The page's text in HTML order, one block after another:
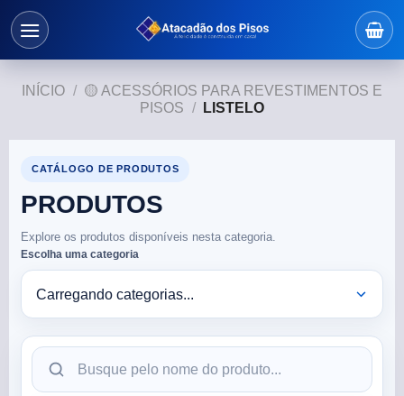
INÍCIO / 🟡 ACESSÓRIOS PARA REVESTIMENTOS E
PISOS / LISTELO
CATÁLOGO DE PRODUTOS
PRODUTOS
Explore os produtos disponíveis nesta categoria.
Escolha uma categoria